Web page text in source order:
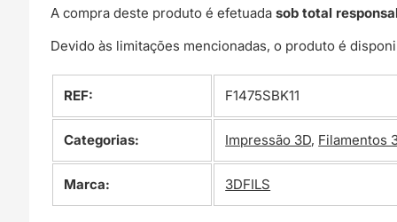
A compra deste produto é efetuadasob total
Devido às limitações mencionadas, o produto é
REF: F1475SBK11
Categorias: Impressão 3D, Filamentos
Marca: 3DFILS